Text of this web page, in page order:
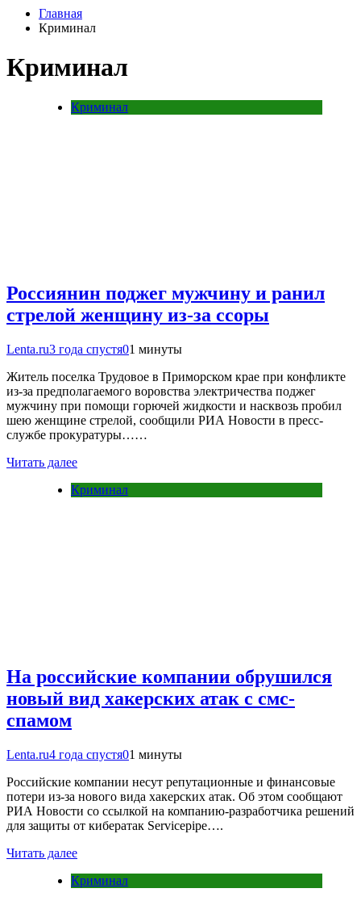
Главная
Криминал
Криминал
Криминал
Россиянин поджег мужчину и ранил
стрелой женщину из-за ссоры
Lenta.ru3 года спустя01 минуты
Житель поселка Трудовое в Приморском крае при конфликте
из-за предполагаемого воровства электричества поджег
мужчину при помощи горючей жидкости и насквозь пробил
шею женщине стрелой, сообщили РИА Новости в пресс-
службе прокуратуры……
Читать далее
Криминал
На российские компании обрушился
новый вид хакерских атак с смс-
спамом
Lenta.ru4 года спустя01 минуты
Российские компании несут репутационные и финансовые
потери из-за нового вида хакерских атак. Об этом сообщают
РИА Новости со ссылкой на компанию-разработчика решений
для защиты от кибератак Servicepipe….
Читать далее
Криминал